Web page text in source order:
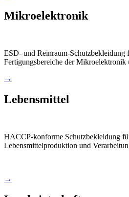
Mikroelektronik
ESD- und Reinraum-Schutzbekleidung
Fertigungsbereiche der Mikroelektronik
→
Lebensmittel
HACCP-konforme Schutzbekleidung
Lebensmittelproduktion und
→